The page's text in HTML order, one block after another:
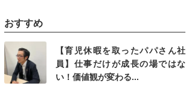
おすすめ
【育児休暇を取ったパパさん社
員】仕事だけが成長の場ではな
い！価値観が変わる...